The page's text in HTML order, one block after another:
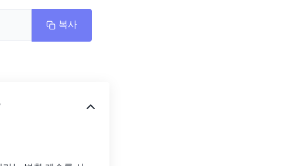
복사